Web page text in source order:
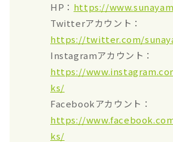
HP： https://
Twitterアカウント：
https://twitter.com/
Instagramアカウント：
https://
ks/
Facebookアカウント：
https://
ks/